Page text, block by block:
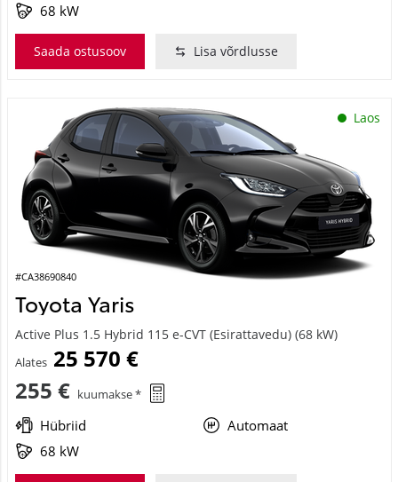
68 kW
Saada ostusoov Lisa võrdlusse
Laos
#CA38690840
Toyota Yaris
Active Plus 1.5 Hybrid 115 e-CVT (Esirattavedu) (68 kW)
Alates 25 570 €
255 € kuumakse *
Hübriid
Automaat
68 kW